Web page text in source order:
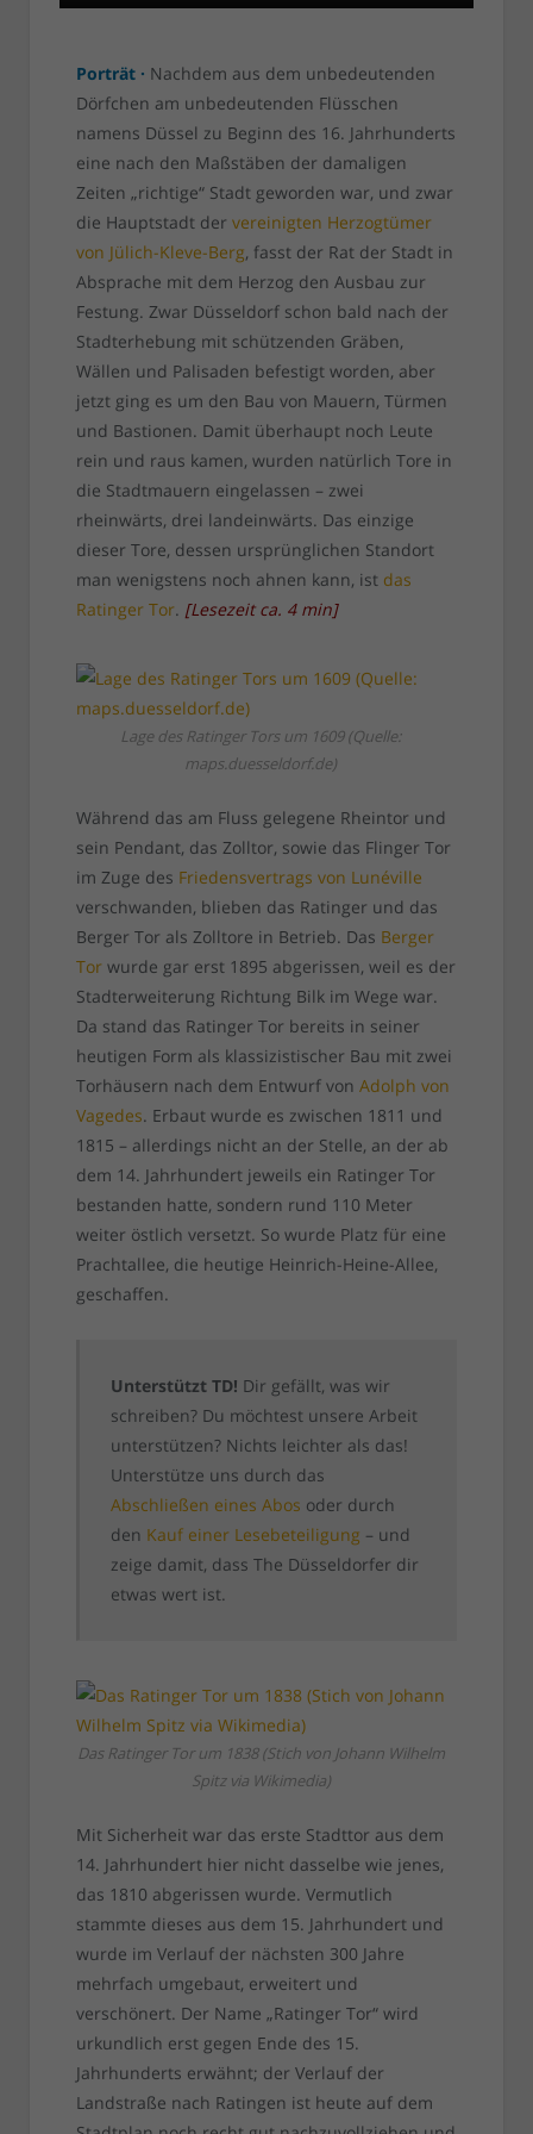
Porträt · Nachdem aus dem unbedeutenden
Dörfchen am unbedeutenden Flüsschen
namens Düssel zu Beginn des 16. Jahrhunderts
eine nach den Maßstäben der damaligen
Zeiten „richtige“ Stadt geworden war, und zwar
die Hauptstadt der vereinigten Herzogtümer
von Jülich-Kleve-Berg, fasst der Rat der Stadt in
Absprache mit dem Herzog den Ausbau zur
Festung. Zwar Düsseldorf schon bald nach der
Stadterhebung mit schützenden Gräben,
Wällen und Palisaden befestigt worden, aber
jetzt ging es um den Bau von Mauern, Türmen
und Bastionen. Damit überhaupt noch Leute
rein und raus kamen, wurden natürlich Tore in
die Stadtmauern eingelassen – zwei
rheinwärts, drei landeinwärts. Das einzige
dieser Tore, dessen ursprünglichen Standort
man wenigstens noch ahnen kann, ist das
Ratinger Tor. [Lesezeit ca. 4 min]
Lage des Ratinger Tors um 1609 (Quelle:
maps.duesseldorf.de)
Während das am Fluss gelegene Rheintor und
sein Pendant, das Zolltor, sowie das Flinger Tor
im Zuge des Friedensvertrags von Lunéville
verschwanden, blieben das Ratinger und das
Berger Tor als Zolltore in Betrieb. Das Berger
Torwurde gar erst 1895 abgerissen, weil es der
Stadterweiterung Richtung Bilk im Wege war.
Da stand das Ratinger Tor bereits in seiner
heutigen Form als klassizistischer Bau mit zwei
Torhäusern nach dem Entwurf von Adolph von
Vagedes. Erbaut wurde es zwischen 1811 und
1815 – allerdings nicht an der Stelle, an der ab
dem 14. Jahrhundert jeweils ein Ratinger Tor
bestanden hatte, sondern rund 110 Meter
weiter östlich versetzt. So wurde Platz für eine
Prachtallee, die heutige Heinrich-Heine-Allee,
geschaffen.
Unterstützt TD! Dir gefällt, was wir
schreiben? Du möchtest unsere Arbeit
unterstützen? Nichts leichter als das!
Unterstütze uns durch das
Abschließen eines Abos oder durch
den Kauf einer Lesebeteiligung – und
zeige damit, dass The Düsseldorfer dir
etwas wert ist.
Das Ratinger Tor um 1838 (Stich von Johann Wilhelm
Spitz via Wikimedia)
Mit Sicherheit war das erste Stadttor aus dem
14. Jahrhundert hier nicht dasselbe wie jenes,
das 1810 abgerissen wurde. Vermutlich
stammte dieses aus dem 15. Jahrhundert und
wurde im Verlauf der nächsten 300 Jahre
mehrfach umgebaut, erweitert und
verschönert. Der Name „Ratinger Tor“ wird
urkundlich erst gegen Ende des 15.
Jahrhunderts erwähnt; der Verlauf der
Landstraße nach Ratingen ist heute auf dem